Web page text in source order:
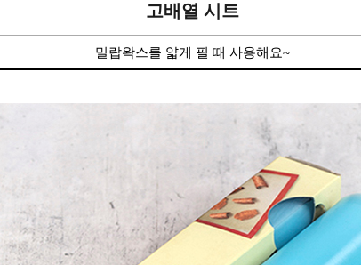
고배열 시트
밀랍왁스를 얇게 필 때 사용해요~